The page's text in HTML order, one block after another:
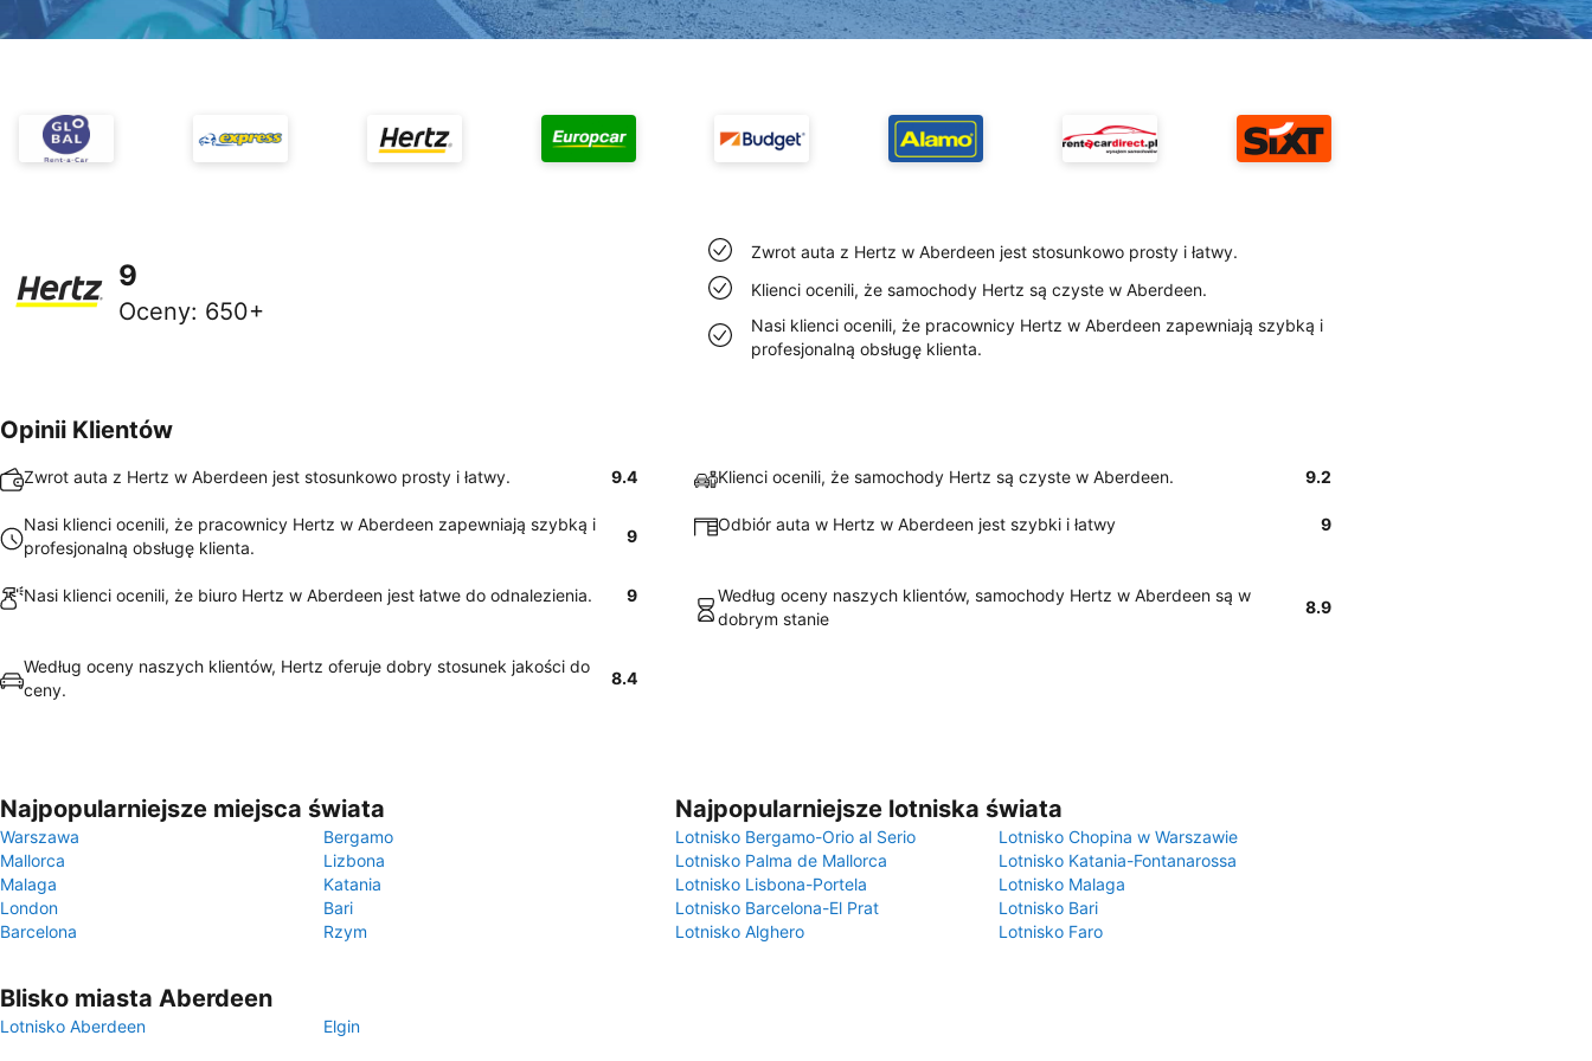
9
Oceny: 650+
Zwrot auta z Hertz w Aberdeen jest stosunkowo prosty i łatwy.
Klienci ocenili, że samochody Hertz są czyste w Aberdeen.
Nasi klienci ocenili, że pracownicy Hertz w Aberdeen zapewniają szybką i
profesjonalną obsługę klienta.
Opinii Klientów
Zwrot auta z Hertz w Aberdeen jest stosunkowo prosty i łatwy. 9.4 Klienci ocenili, że samochody Hertz są czyste w Aberdeen. 9.2
Nasi klienci ocenili, że pracownicy Hertz w Aberdeen zapewniają szybką i
profesjonalną obsługę klienta.
9
Odbiór auta w Hertz w Aberdeen jest szybki i łatwy 9
Nasi klienci ocenili, że biuro Hertz w Aberdeen jest łatwe do odnalezienia. 9
Według oceny naszych klientów, samochody Hertz w Aberdeen są w
dobrym stanie
8.9
Według oceny naszych klientów, Hertz oferuje dobry stosunek jakości do
ceny.
8.4
Najpopularniejsze miejsca świata
Warszawa
Bergamo
Mallorca
Lizbona
Malaga
Katania
London
Bari
Barcelona
Rzym
Najpopularniejsze lotniska świata
Lotnisko Bergamo-Orio al Serio
Lotnisko Chopina w Warszawie
Lotnisko Palma de Mallorca
Lotnisko Katania-Fontanarossa
Lotnisko Lisbona-Portela
Lotnisko Malaga
Lotnisko Barcelona-El Prat
Lotnisko Bari
Lotnisko Alghero
Lotnisko Faro
Blisko miasta Aberdeen
Lotnisko Aberdeen Elgin